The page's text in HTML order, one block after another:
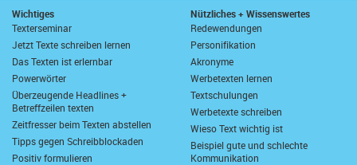
Wichtiges
Texterseminar
Jetzt Texte schreiben lernen
Das Texten ist erlernbar
Powerwörter
Überzeugende Headlines +
Betreffzeilen texten
Zeitfresser beim Texten abstellen
Tipps gegen Schreibblockaden
Positiv formulieren
Nützliches + Wissenswertes
Redewendungen
Personifikation
Akronyme
Werbetexten lernen
Textschulungen
Werbetexte schreiben
Wieso Text wichtig ist
Beispiel gute und schlechte
Kommunikation